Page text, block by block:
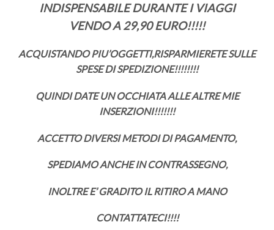
INDISPENSABILE DURANTE I VIAGGI
VENDO A 29,90 EURO!!!!!
ACQUISTANDO PIU’OGGETTI,RISPARMIERETE SULLE
SPESE DI SPEDIZIONE!!!!!!!!
QUINDI DATE UN OCCHIATA ALLE ALTRE MIE
INSERZIONI!!!!!!!
ACCETTO DIVERSI METODI DI PAGAMENTO,
SPEDIAMO ANCHE IN CONTRASSEGNO,
INOLTRE E’ GRADITO IL RITIRO A MANO
CONTATTATECI!!!!